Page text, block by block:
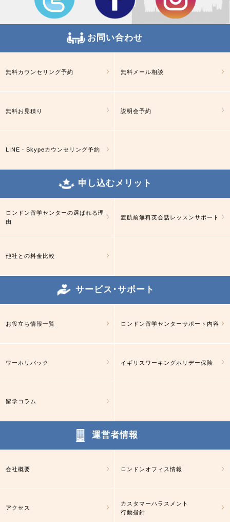
お問い合わせ
無料カウンセリング予約 無料メール相談
無料お見積り 説明会予約
LINE・Skypeカウンセリング予約
申し込むメリット
ロンドン留学センターの選ばれる理
由
渡航前無料英会話レッスンサポート
他社との料金比較
サービス･サポート
お役立ち情報一覧 ロンドン留学センターサポート内容
ワーホリパック イギリスワーキングホリデー保険
留学コラム
運営者情報
会社概要 ロンドンオフィス情報
アクセス
カスタマーハラスメント
行動指針